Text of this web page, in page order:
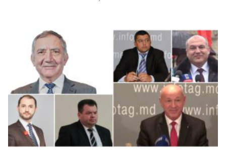
Trimite o informație
Despre ZdG
in English
на русском